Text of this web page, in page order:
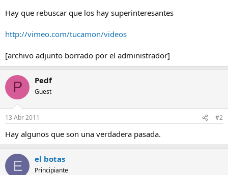
m
Hay que rebuscar que los hay superinteresantes
http://vimeo.com/tucamon/videos
[archivo adjunto borrado por el administrador]
P Pedf
Guest
13 Abr 2011 #2
Hay algunos que son una verdadera pasada.
E el botas
Principiante